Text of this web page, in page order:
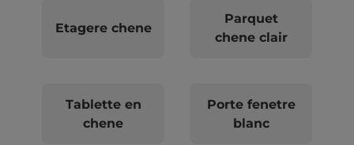
Etagere chene
Parquet
chene clair
Tablette en
chene
Porte fenetre
blanc